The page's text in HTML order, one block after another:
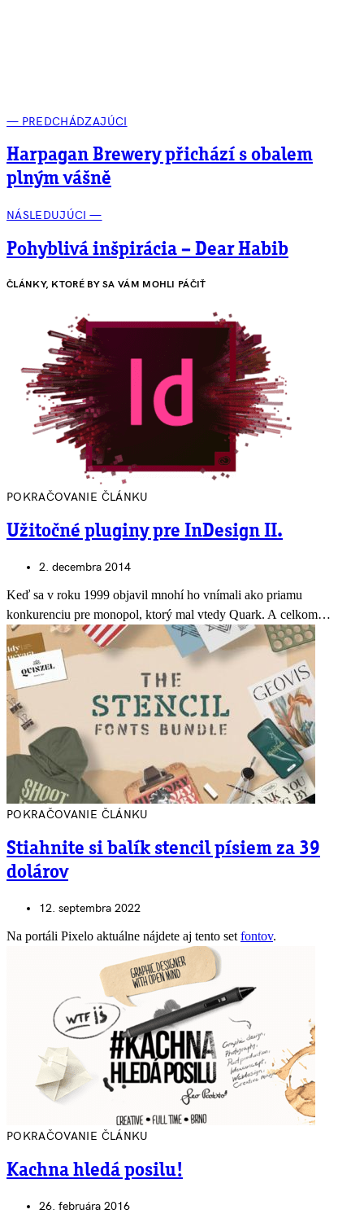
— PREDCHÁDZAJÚCI
Harpagan Brewery přichází s obalem
plným vášně
NÁSLEDUJÚCI —
Pohyblivá inšpirácia – Dear Habib
ČLÁNKY, KTORÉ BY SA VÁM MOHLI PÁČIŤ
POKRAČOVANIE ČLÁNKU
Užitočné pluginy pre InDesign II.
2. decembra 2014
Keď sa v roku 1999 objavil mnohí ho vnímali ako priamu
konkurenciu pre monopol, ktorý mal vtedy Quark. A celkom…
POKRAČOVANIE ČLÁNKU
Stiahnite si balík stencil písiem za 39
dolárov
12. septembra 2022
Na portáli Pixelo aktuálne nájdete aj tento set fontov.
POKRAČOVANIE ČLÁNKU
Kachna hledá posilu!
26. februára 2016